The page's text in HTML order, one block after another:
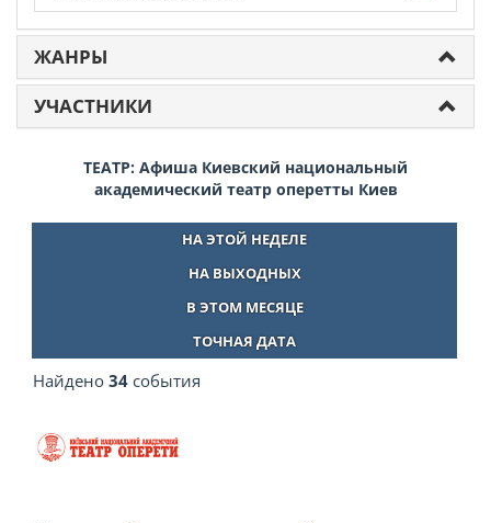
ЖАНРЫ
УЧАСТНИКИ
ТЕАТР: Афиша Киевский национальный
академический театр оперетты Киев
НА ЭТОЙ НЕДЕЛЕ
НА ВЫХОДНЫХ
В ЭТОМ МЕСЯЦЕ
ТОЧНАЯ ДАТА
Найдено 34 события